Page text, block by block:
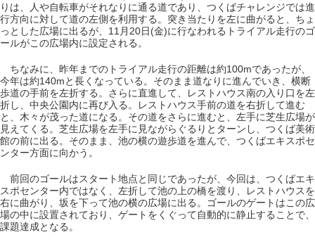
りは、人や自転車がそれなりに通る道であり、つくばチャレンジでは進
行方向に対して道の左側を利用する。突き当たりを左に曲がると、ちょ
っとした広場に出るが、11月20日(金)に行なわれるトライアル走行のゴ
ールがこの広場内に設定される。
ちなみに、昨年までのトライアル走行の距離は約100mであったが、
今年は約140mと長くなっている。そのまま道なりに進んでいき、横断
歩道の手前を左折する。さらに直進して、レストハウス南の入り口を左
折し、中央公園内に再び入る。レストハウス手前の道を右折して進む
と、木々が茂った道になる。その道をさらに進むと、左手に芝生広場が
見えてくる。芝生広場を左手に見ながらぐるりとターンし、つくば美術
館の前に出る。そのまま、池の横の遊歩道を進んで、つくばエキスポセ
ンター方面に向かう。
前回のゴールはスタート地点と同じであったが、今回は、つくばエキ
スポセンター内ではなく、左折して池の上の橋を渡り、レストハウスを
右に曲がり、坂を下って池の横の広場に出る。ゴールのゲートはこの広
場の中に設置されており、ゲートをくぐって自動的に静止することで、
課題達成となる。